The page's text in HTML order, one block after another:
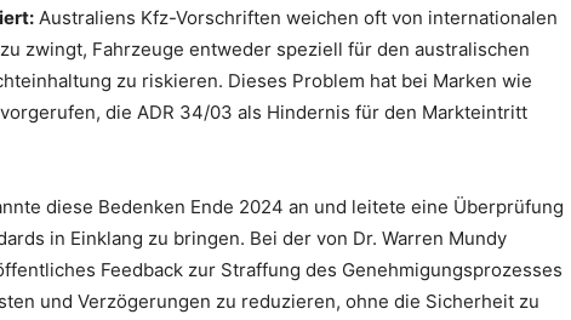
Australiens Kfz-Vorschriften weichen oft von internationalen
zwingt, Fahrzeuge entweder speziell für den australischen
zu riskieren. Dieses Problem hat bei Marken wie
die ADR 34/03 als Hindernis für den Markteintritt
diese Bedenken Ende 2024 an und leitete eine Überprüfung
in Einklang zu bringen. Bei der von Dr. Warren Mundy
Feedback zur Straffung des Genehmigungsprozesses
und Verzögerungen zu reduzieren, ohne die Sicherheit zu